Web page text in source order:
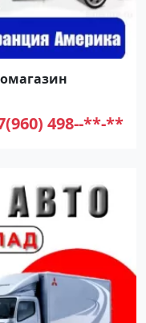
498--**-**